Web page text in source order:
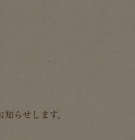
らせします。